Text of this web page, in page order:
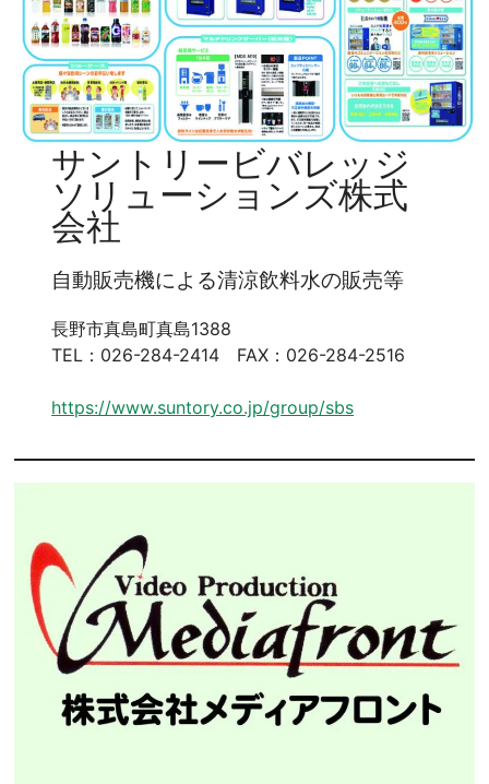
サントリービバレッジ
ソリューションズ株式
会社
自動販売機による清涼飲料水の販売等
長野市真島町真島1388
TEL：026-284-2414 FAX：026-284-2516
https://www.suntory.co.jp/group/sbs